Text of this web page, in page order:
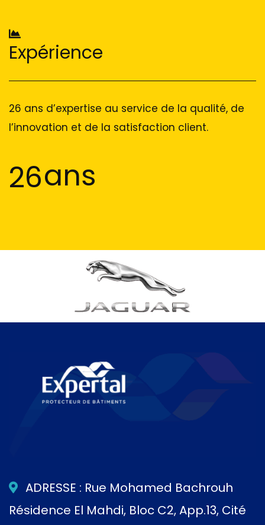
Expérience
26 ans d’expertise au service de la qualité, de
l’innovation et de la satisfaction client.
26ans
ADRESSE : Rue Mohamed Bachrouh
Résidence El Mahdi, Bloc C2, App.13, Cité